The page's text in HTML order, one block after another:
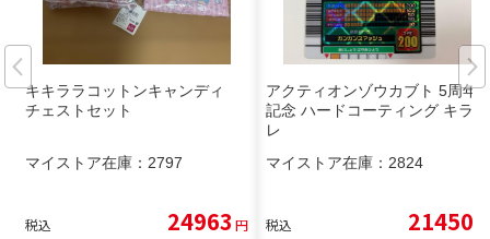
キキララコットンキャンディ
チェストセット
マイストア在庫： 2797
税込 24963 円
アクティオンゾウカブト 5周年
記念 ハードコーティング キラズ
レ
マイストア在庫： 2824
税込 21450